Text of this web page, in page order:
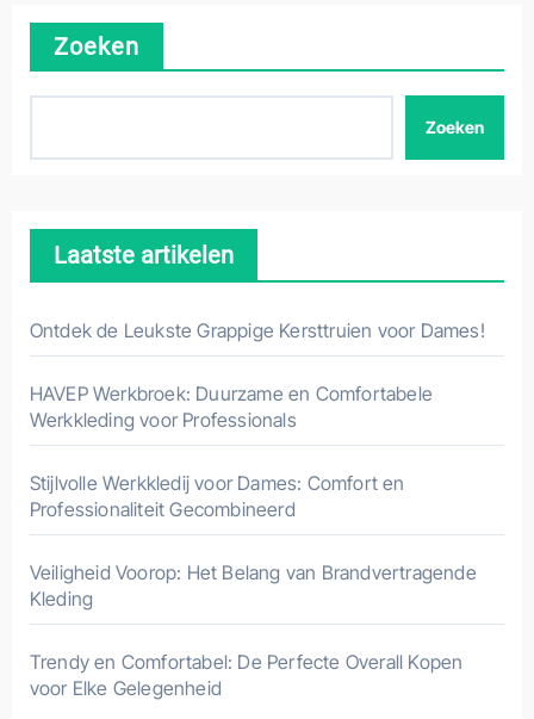
Zoeken
Zoeken
Laatste artikelen
Ontdek de Leukste Grappige Kersttruien voor Dames!
HAVEP Werkbroek: Duurzame en Comfortabele
Werkkleding voor Professionals
Stijlvolle Werkkledij voor Dames: Comfort en
Professionaliteit Gecombineerd
Veiligheid Voorop: Het Belang van Brandvertragende
Kleding
Trendy en Comfortabel: De Perfecte Overall Kopen
voor Elke Gelegenheid